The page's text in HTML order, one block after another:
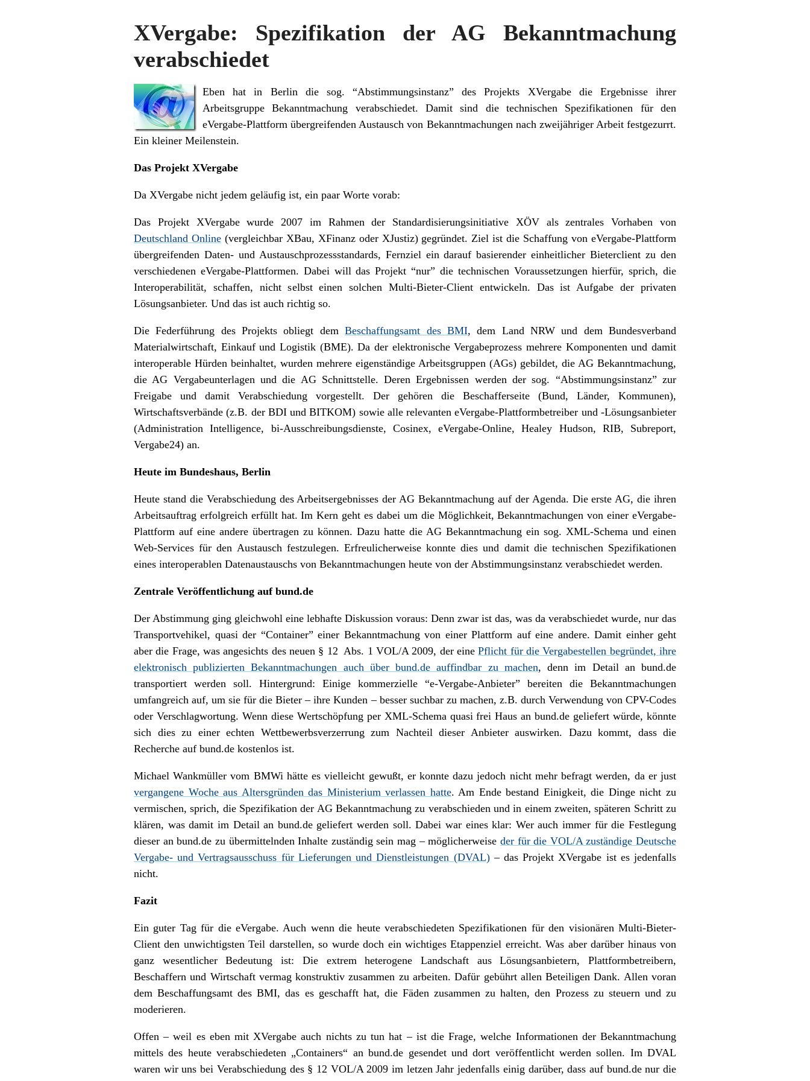
XVergabe: Spezifikation der AG Bekanntmachung
verabschiedet
Eben hat in Berlin die sog. “Abstimmungsinstanz” des Projekts XVergabe die Ergebnisse ihrer
Arbeitsgruppe Bekanntmachung verabschiedet. Damit sind die technischen Spezifikationen für den
eVergabe-Plattform übergreifenden Austausch von Bekanntmachungen nach zweijähriger Arbeit festgezurrt.
Ein kleiner Meilenstein.
Das Projekt XVergabe
Da XVergabe nicht jedem geläufig ist, ein paar Worte vorab:
Das Projekt XVergabe wurde 2007 im Rahmen der Standardisierungsinitiative XÖV als zentrales Vorhaben von
Deutschland Online(vergleichbar XBau, XFinanz oder XJustiz) gegründet. Ziel ist die Schaffung von eVergabe-Plattform
übergreifenden Daten- und Austauschprozessstandards, Fernziel ein darauf basierender einheitlicher Bieterclient zu den
verschiedenen eVergabe-Plattformen. Dabei will das Projekt “nur” die technischen Voraussetzungen hierfür, sprich, die
Interoperabilität, schaffen, nicht selbst einen solchen Multi-Bieter-Client entwickeln. Das ist Aufgabe der privaten
Lösungsanbieter. Und das ist auch richtig so.
Die Federführung des Projekts obliegt demBeschaffungsamt des BMI, dem Land NRW und dem Bundesverband
Materialwirtschaft, Einkauf und Logistik (BME). Da der elektronische Vergabeprozess mehrere Komponenten und damit
interoperable Hürden beinhaltet, wurden mehrere eigenständige Arbeitsgruppen (AGs) gebildet, die AG Bekanntmachung,
die AG Vergabeunterlagen und die AG Schnittstelle. Deren Ergebnissen werden der sog. “Abstimmungsinstanz” zur
Freigabe und damit Verabschiedung vorgestellt. Der gehören die Beschafferseite (Bund, Länder, Kommunen),
Wirtschaftsverbände (z.B. der BDI und BITKOM) sowie alle relevanten eVergabe-Plattformbetreiber und -Lösungsanbieter
(Administration Intelligence, bi-Ausschreibungsdienste, Cosinex, eVergabe-Online, Healey Hudson, RIB, Subreport,
Vergabe24) an.
Heute im Bundeshaus, Berlin
Heute stand die Verabschiedung des Arbeitsergebnisses der AG Bekanntmachung auf der Agenda. Die erste AG, die ihren
Arbeitsauftrag erfolgreich erfüllt hat. Im Kern geht es dabei um die Möglichkeit, Bekanntmachungen von einer eVergabe-
Plattform auf eine andere übertragen zu können. Dazu hatte die AG Bekanntmachung ein sog. XML-Schema und einen
Web-Services für den Austausch festzulegen. Erfreulicherweise konnte dies und damit die technischen Spezifikationen
eines interoperablen Datenaustauschs von Bekanntmachungen heute von der Abstimmungsinstanz verabschiedet werden.
Zentrale Veröffentlichung auf bund.de
Der Abstimmung ging gleichwohl eine lebhafte Diskussion voraus: Denn zwar ist das, was da verabschiedet wurde, nur das
Transportvehikel, quasi der “Container” einer Bekanntmachung von einer Plattform auf eine andere. Damit einher geht
aber die Frage, was angesichts des neuen § 12 Abs. 1 VOL/A 2009, der einePflicht für die Vergabestellen begründet, ihre
elektronisch publizierten Bekanntmachungen auch über bund.de auffindbar zu machen, denn im Detail an bund.de
transportiert werden soll. Hintergrund: Einige kommerzielle “e-Vergabe-Anbieter” bereiten die Bekanntmachungen
umfangreich auf, um sie für die Bieter – ihre Kunden – besser suchbar zu machen, z.B. durch Verwendung von CPV-Codes
oder Verschlagwortung. Wenn diese Wertschöpfung per XML-Schema quasi frei Haus an bund.de geliefert würde, könnte
sich dies zu einer echten Wettbewerbsverzerrung zum Nachteil dieser Anbieter auswirken. Dazu kommt, dass die
Recherche auf bund.de kostenlos ist.
Michael Wankmüller vom BMWi hätte es vielleicht gewußt, er konnte dazu jedoch nicht mehr befragt werden, da er just
vergangene Woche aus Altersgründen das Ministerium verlassen hatte. Am Ende bestand Einigkeit, die Dinge nicht zu
vermischen, sprich, die Spezifikation der AG Bekanntmachung zu verabschieden und in einem zweiten, späteren Schritt zu
klären, was damit im Detail an bund.de geliefert werden soll. Dabei war eines klar: Wer auch immer für die Festlegung
dieser an bund.de zu übermittelnden Inhalte zuständig sein mag – möglicherweise der für die VOL/A zuständige Deutsche
Vergabe- und Vertragsausschuss für Lieferungen und Dienstleistungen (DVAL)– das Projekt XVergabe ist es jedenfalls
nicht.
Fazit
Ein guter Tag für die eVergabe. Auch wenn die heute verabschiedeten Spezifikationen für den visionären Multi-Bieter-
Client den unwichtigsten Teil darstellen, so wurde doch ein wichtiges Etappenziel erreicht. Was aber darüber hinaus von
ganz wesentlicher Bedeutung ist: Die extrem heterogene Landschaft aus Lösungsanbietern, Plattformbetreibern,
Beschaffern und Wirtschaft vermag konstruktiv zusammen zu arbeiten. Dafür gebührt allen Beteiligen Dank. Allen voran
dem Beschaffungsamt des BMI, das es geschafft hat, die Fäden zusammen zu halten, den Prozess zu steuern und zu
moderieren.
Offen – weil es eben mit XVergabe auch nichts zu tun hat – ist die Frage, welche Informationen der Bekanntmachung
mittels des heute verabschiedeten „Containers“ an bund.de gesendet und dort veröffentlicht werden sollen. Im DVAL
waren wir uns bei Verabschiedung des § 12 VOL/A 2009 im letzen Jahr jedenfalls einig darüber, dass auf bund.de nur die